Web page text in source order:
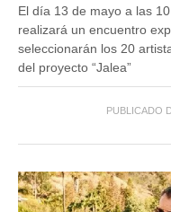
El día 13 de mayo a las
realizará un encuentro
seleccionarán los 20
del proyecto “Jalea”
PUBLICADO